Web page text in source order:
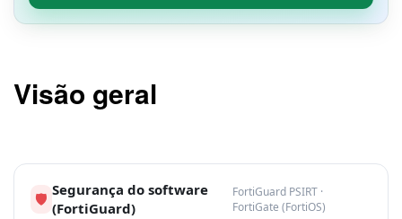
Visão geral
🛡 Segurança do software
(FortiGuard)
FortiGuard PSIRT ·
FortiGate (FortiOS)